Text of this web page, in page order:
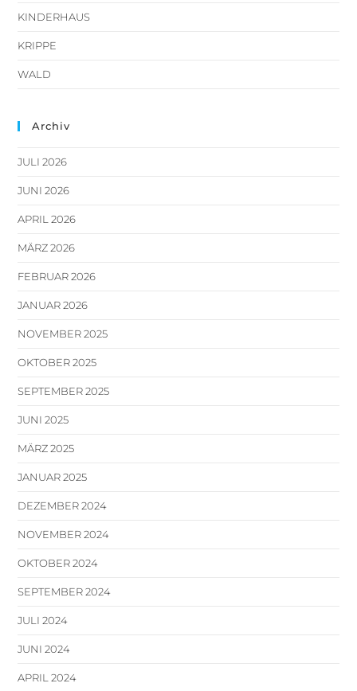
KINDERHAUS
KRIPPE
WALD
Archiv
JULI 2026
JUNI 2026
APRIL 2026
MÄRZ 2026
FEBRUAR 2026
JANUAR 2026
NOVEMBER 2025
OKTOBER 2025
SEPTEMBER 2025
JUNI 2025
MÄRZ 2025
JANUAR 2025
DEZEMBER 2024
NOVEMBER 2024
OKTOBER 2024
SEPTEMBER 2024
JULI 2024
JUNI 2024
APRIL 2024